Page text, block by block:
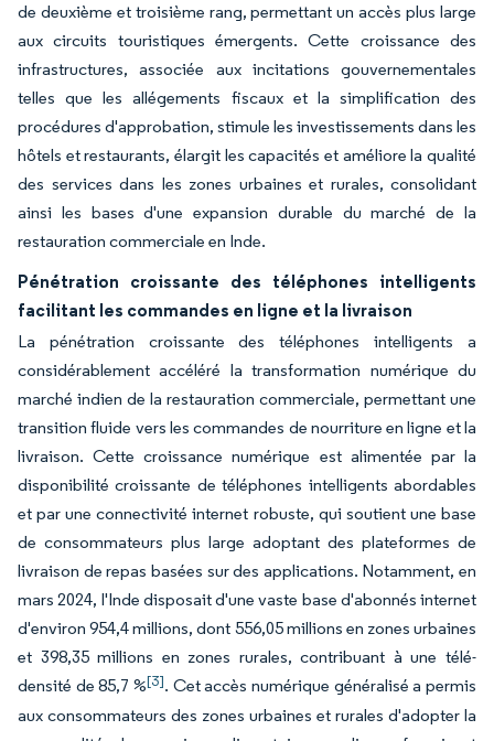
de deuxième et troisième rang, permettant un accès plus large
aux circuits touristiques émergents. Cette croissance des
infrastructures, associée aux incitations gouvernementales
telles que les allégements fiscaux et la simplification des
procédures d'approbation, stimule les investissements dans les
hôtels et restaurants, élargit les capacités et améliore la qualité
des services dans les zones urbaines et rurales, consolidant
ainsi les bases d'une expansion durable du marché de la
restauration commerciale en Inde.
Pénétration croissante des téléphones intelligents
facilitant les commandes en ligne et la livraison
La pénétration croissante des téléphones intelligents a
considérablement accéléré la transformation numérique du
marché indien de la restauration commerciale, permettant une
transition fluide vers les commandes de nourriture en ligne et la
livraison. Cette croissance numérique est alimentée par la
disponibilité croissante de téléphones intelligents abordables
et par une connectivité internet robuste, qui soutient une base
de consommateurs plus large adoptant des plateformes de
livraison de repas basées sur des applications. Notamment, en
mars 2024, l'Inde disposait d'une vaste base d'abonnés internet
d'environ 954,4 millions, dont 556,05 millions en zones urbaines
et 398,35 millions en zones rurales, contribuant à une télé-
densité de 85,7 %[3]. Cet accès numérique généralisé a permis
aux consommateurs des zones urbaines et rurales d'adopter la